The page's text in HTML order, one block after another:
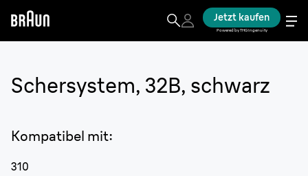
Jetzt kaufen
Powered by THG Ingenuity
Schersystem, 32B, schwarz
Kompatibel mit:
310